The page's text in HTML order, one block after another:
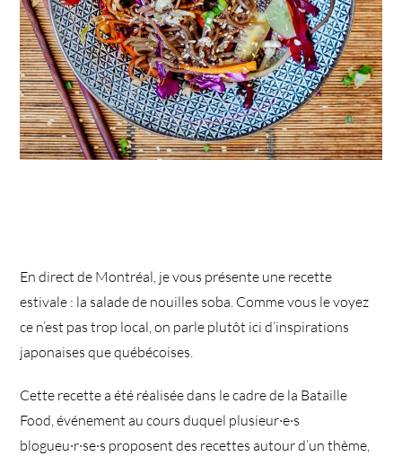
En direct de Montréal, je vous présente une recette
estivale : la salade de nouilles soba. Comme vous le voyez
ce n’est pas trop local, on parle plutôt ici d’inspirations
japonaises que québécoises.
Cette recette a été réalisée dans le cadre de la Bataille
Food, événement au cours duquel plusieur·e·s
blogueu·r·se·s proposent des recettes autour d’un thème,